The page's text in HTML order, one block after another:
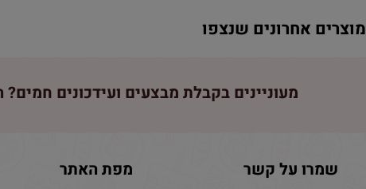
אחרונים שנצפו
מעוניינים בקבלת מבצעים ועידכונים
שמרו על קשר מפת האתר